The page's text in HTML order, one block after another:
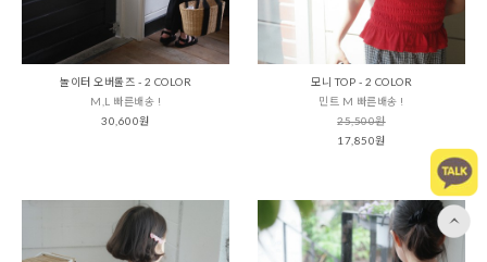
놀이터 오버롤즈 - 2 COLOR
M,L 빠른배송 !
30,600원
모니 TOP - 2 COLOR
민트 M 빠른배송 !
25,500원
17,850원